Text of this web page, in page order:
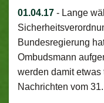
01.04.17 - Lange
Bundesregierung
Ombudsmann
werden damit etwas
Nachrichten vom